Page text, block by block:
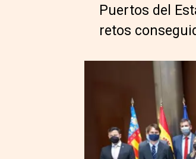
Puertos del
retos